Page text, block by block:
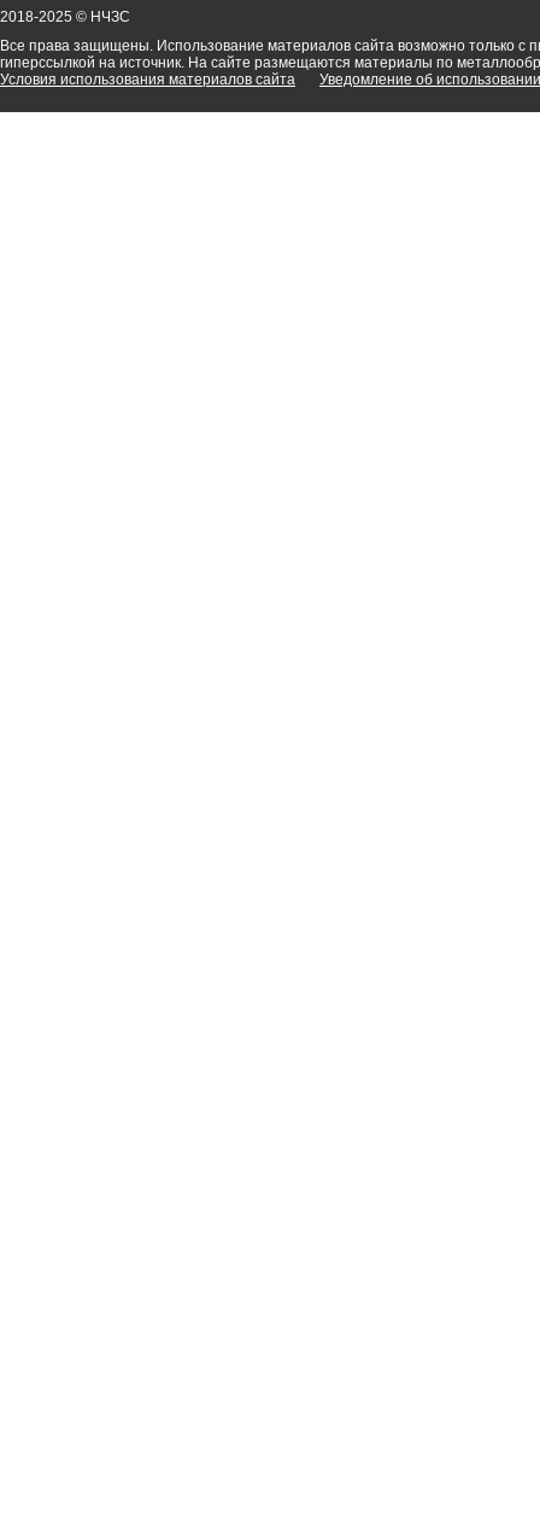
2018-2025 © НЧЗС
Все права защищены. Использование материалов сайта возможно только с
гиперссылкой на источник. На сайте размещаются материалы по
Условия использования материалов сайта
Уведомление об